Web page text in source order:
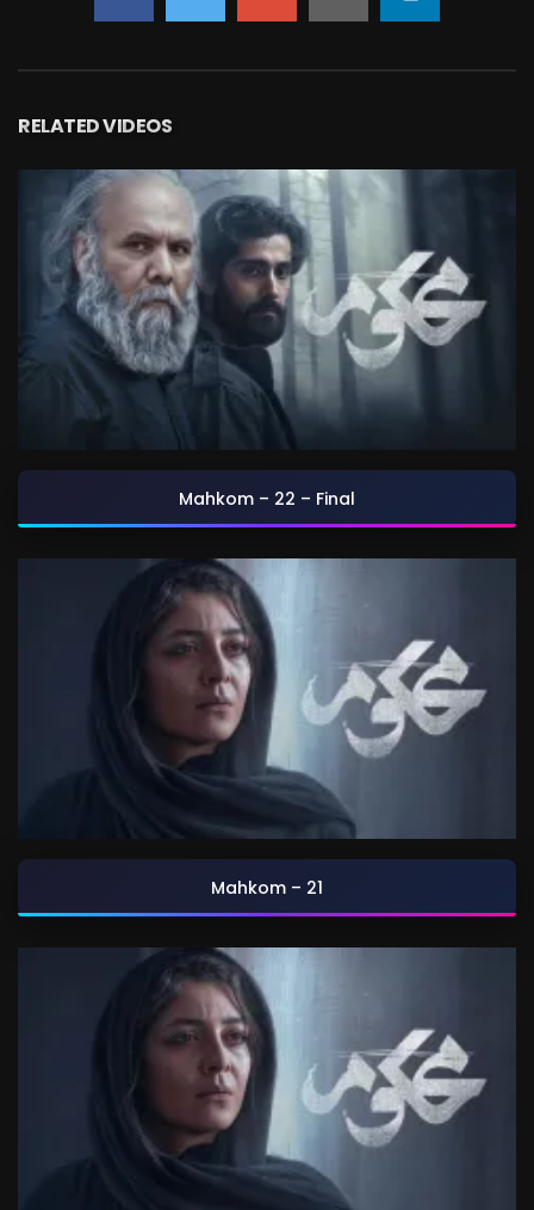
RELATED VIDEOS
Mahkom – 22 – Final
Mahkom – 21